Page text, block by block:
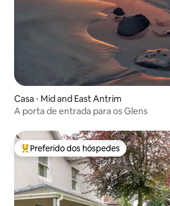
Casa ⋅ Mid and East Antrim
A porta de entrada para os Glens
Entre os melhores preferidos dos
Preferido dos hóspedes